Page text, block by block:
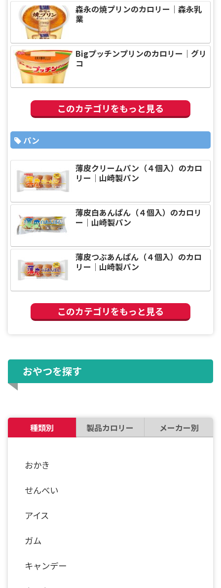
森永の焼プリンのカロリー｜森永乳
業
Bigプッチンプリンのカロリー｜グリ
コ
このカテゴリをもっと見る
パン
薄皮クリームパン（４個入）のカロ
リー｜山崎製パン
薄皮白あんぱん（４個入）のカロリ
ー｜山崎製パン
薄皮つぶあんぱん（４個入）のカロ
リー｜山崎製パン
このカテゴリをもっと見る
おやつを探す
種類別 製品カロリー メーカー別
おかき
せんべい
アイス
ガム
キャンデー